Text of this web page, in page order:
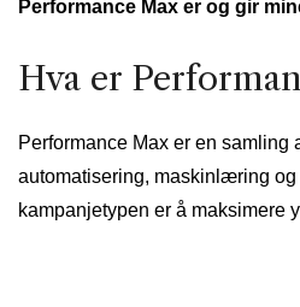
Performance Max er og gir
Hva er
Performance Max er en samling
automatisering, maskinlæring og
kampanjetypen er å maksimere